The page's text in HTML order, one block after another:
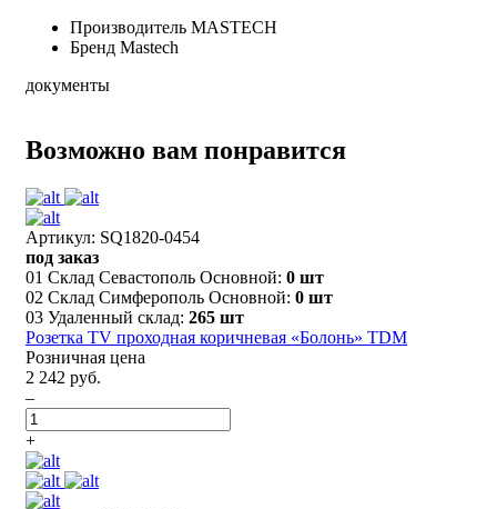
Производитель MASTECH
Бренд Mastech
документы
Возможно вам понравится
Артикул: SQ1820-0454
под заказ
01 Склад Севастополь Основной: 0 шт
02 Склад Симферополь Основной: 0 шт
03 Удаленный склад: 265 шт
Розетка TV проходная коричневая «Болонь» TDM
Розничная цена
2 242 руб.
–
+